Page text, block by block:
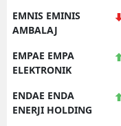
EMNIS EMINIS
AMBALAJ
EMPAE EMPA
ELEKTRONIK
ENDAE ENDA
ENERJI HOLDING